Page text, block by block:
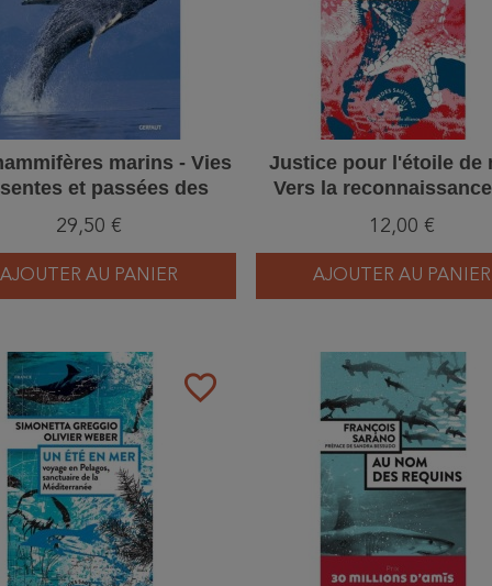
marins - Vies
et passées des
emblématiques de
nos océans
29,50 €
AJOUTER AU PANIER
Justice pour l'étoile de
Vers la
droits de l'océan
12,00 €
AJOUTER AU PANIER
favorite_border